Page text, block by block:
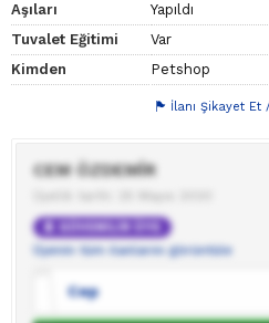
Aşıları
Yapıldı
Tuvalet Eğitimi
Var
Kimden
Petshop
İlanı Şikayet
CEM ÖZDEMİR
Üyenin tüm ilanlarını görüntüle
Cep